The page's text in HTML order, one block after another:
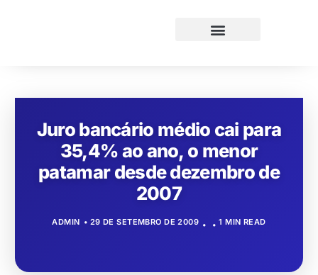
Juro bancário médio cai para
35,4% ao ano, o menor
patamar desde dezembro de
2007
ADMIN 29 DE SETEMBRO DE 2009 1 MIN READ